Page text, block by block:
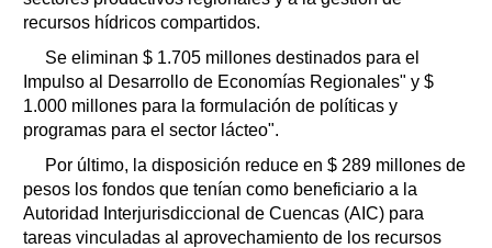
recursos hídricos compartidos.
Se eliminan $ 1.705 millones destinados para el
Impulso al Desarrollo de Economías Regionales" y $
1.000 millones para la formulación de políticas y
programas para el sector lácteo".
Por último, la disposición reduce en $ 289 millones de
pesos los fondos que tenían como beneficiario a la
Autoridad Interjurisdiccional de Cuencas (AIC) para
tareas vinculadas al aprovechamiento de los recursos